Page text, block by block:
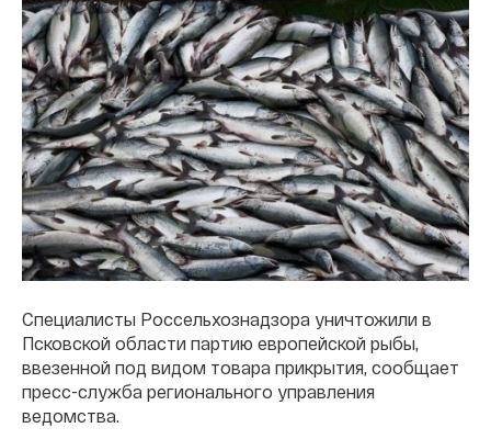
Специалисты Россельхознадзора уничтожили в
Псковской области партию европейской рыбы,
ввезенной под видом товара прикрытия, сообщает
пресс-служба регионального управления
ведомства.